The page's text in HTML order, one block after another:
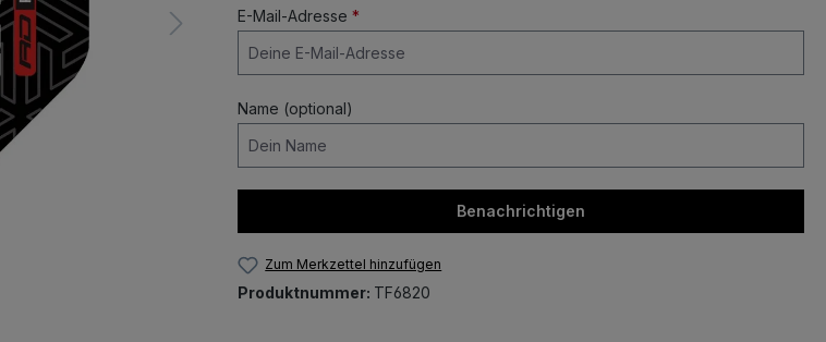
E-Mail-Adresse *
Name (optional)
Benachrichtigen
Zum Merkzettel hinzufügen
Produktnummer: TF6820